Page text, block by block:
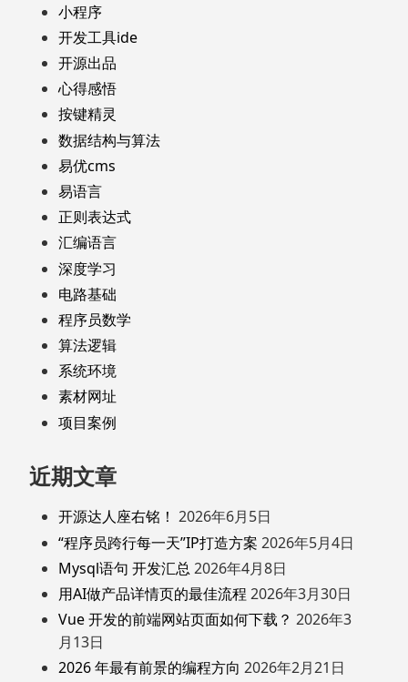
小程序
开发工具ide
开源出品
心得感悟
按键精灵
数据结构与算法
易优cms
易语言
正则表达式
汇编语言
深度学习
电路基础
程序员数学
算法逻辑
系统环境
素材网址
项目案例
近期文章
开源达人座右铭！ 2026年6月5日
“程序员跨行每一天”IP打造方案 2026年5月4日
Mysql语句 开发汇总 2026年4月8日
用AI做产品详情页的最佳流程 2026年3月30日
Vue 开发的前端网站页面如何下载？ 2026年3
月13日
2026 年最有前景的编程方向 2026年2月21日